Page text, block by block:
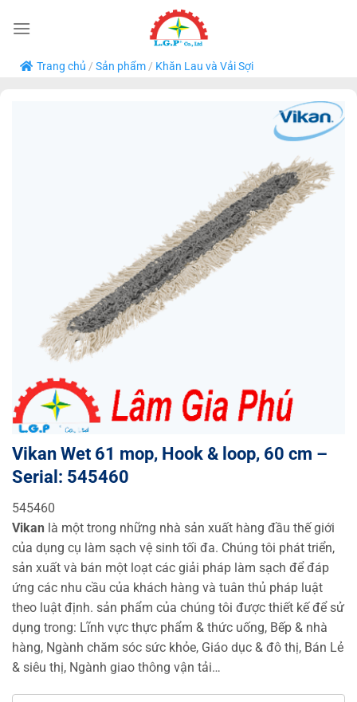
qua
dung
Trang chủ / Sản phẩm/ Khăn Lau và Vải Sợi
Vikan Wet 61 mop, Hook & loop, 60 cm –
Serial: 545460
545460
Vikan là một trong những nhà sản xuất hàng đầu thế giới
của dụng cụ làm sạch vệ sinh tối đa. Chúng tôi phát triển,
sản xuất và bán một loạt các giải pháp làm sạch để đáp
ứng các nhu cầu của khách hàng và tuân thủ pháp luật
theo luật định. sản phẩm của chúng tôi được thiết kế để sử
dụng trong: Lĩnh vực thực phẩm & thức uống, Bếp & nhà
hàng, Ngành chăm sóc sức khỏe, Giáo dục & đô thị, Bán Lẻ
& siêu thị, Ngành giao thông vận tải…